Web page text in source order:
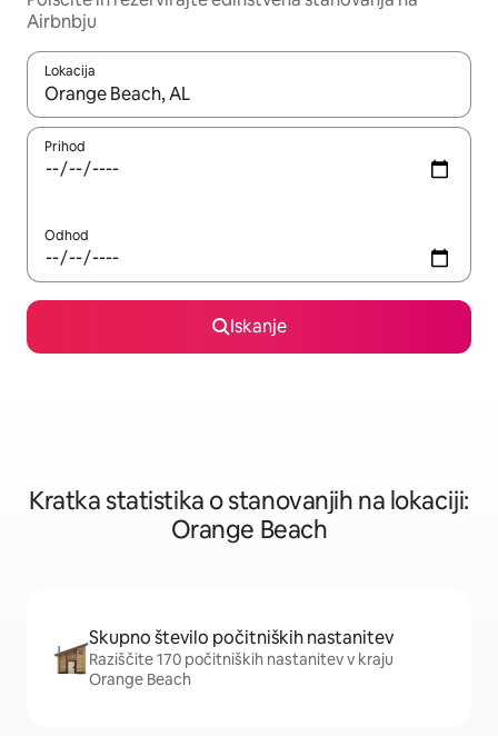
Airbnbju
Lokacija
Ko so rezultati na voljo, krmarite s puščičnima tipkama gor in
Prihod
Odhod
Iskanje
Kratka statistika o stanovanjih na lokaciji:
Orange Beach
Skupno število počitniških nastanitev
Raziščite 170 počitniških nastanitev v kraju
Orange Beach